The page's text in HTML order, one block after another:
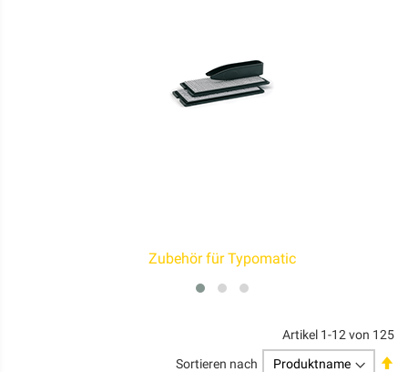
Zubehör für Typomatic
Artikel 1-12 von 125
Sortieren nach